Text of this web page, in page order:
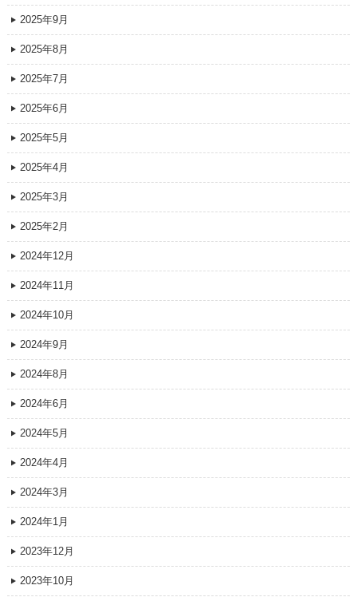
2025年9月
2025年8月
2025年7月
2025年6月
2025年5月
2025年4月
2025年3月
2025年2月
2024年12月
2024年11月
2024年10月
2024年9月
2024年8月
2024年6月
2024年5月
2024年4月
2024年3月
2024年1月
2023年12月
2023年10月